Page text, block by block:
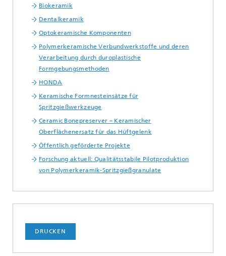
Biokeramik
Dentalkeramik
Optokeramische Komponenten
Polymerkeramische Verbundwerkstoffe und deren
Verarbeitung durch duroplastische
Formgebungsmethoden
HONDA
Keramische Formnesteinsätze für
Spritzgießwerkzeuge
Ceramic Bonepreserver – Keramischer
Oberflächenersatz für das Hüftgelenk
Öffentlich geförderte Projekte
Forschung aktuell: Qualitätsstabile Pilotproduktion
von Polymerkeramik-Spritzgießgranulate
DRUCKEN